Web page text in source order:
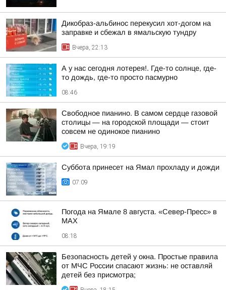
Дикобраз-альбинос перекусил хот-догом на
заправке и сбежал в ямальскую тундру
Вчера, 22:13
А у нас сегодня лотерея!. Где-то солнце, где-
то дождь, где-то просто пасмурно
08:46
Свободное пианино. В самом сердце газовой
столицы — на городской площади — стоит
совсем не одинокое пианино
Вчера, 19:19
Суббота принесет на Ямал прохладу и дожди
07:09
Погода на Ямале 8 августа. «Север-Пресс» в
MAX
08:18
Безопасность детей у окна. Простые правила
от МЧС России спасают жизнь: не оставляй
детей без присмотра;